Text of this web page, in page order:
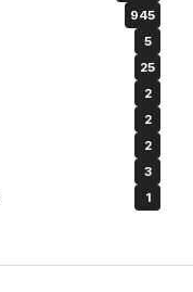
945
5
25
2
2
2
3
1